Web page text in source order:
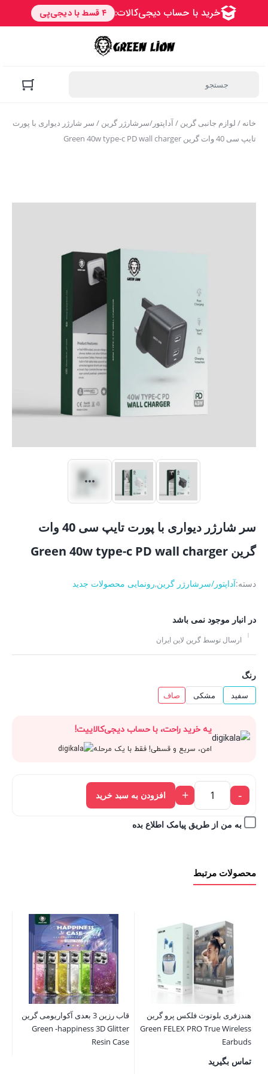
خانه / لوازم جانبی گرین /آداپتور/سرشارژر گرین / سر شارژر دیواری با پورت
تایپ سی 40 وات گرین Green 40w type-c PD wall charger
سر شارژر دیواری با پورت تایپ سی 40 وات
گرین Green 40w type-c PD wall charger
دسته:آداپتور/سرشارژر گرین,رونمایی محصولات جدید
در انبار موجود نمی باشد
ارسال توسط گرین لاین ایران
رنگ
سفید مشکی صاف
یه خرید راحت، با حساب دیجی‌کالاییت!
امن، سریع و قسطی! فقط با یک مرحله
-
+ افزودن به سبد خرید
به من از طریق پیامک اطلاع بده
محصولات مرتبط
هندزفری بلوتوث فلکس پرو گرین
Green FELEX PRO True Wireless
Earbuds
تماس بگیرید
قاب رزین 3 بعدی آکواریومی گرین
Green -happiness 3D Glitter
Resin Case